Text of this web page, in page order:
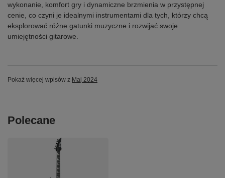
wykonanie, komfort gry i dynamiczne brzmienia w przystępnej
cenie, co czyni je idealnymi instrumentami dla tych, którzy chcą
eksplorować różne gatunki muzyczne i rozwijać swoje
umiejętności gitarowe.
Pokaż więcej wpisów z Maj 2024
Polecane